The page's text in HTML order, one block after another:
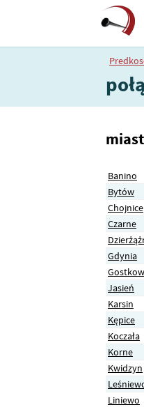
Banino
Bytów
Chojnice
Czarne
Gdynia
Jasień
Karsin
Kępice
Koczała
Korne
Kwidzyn
Liniewo